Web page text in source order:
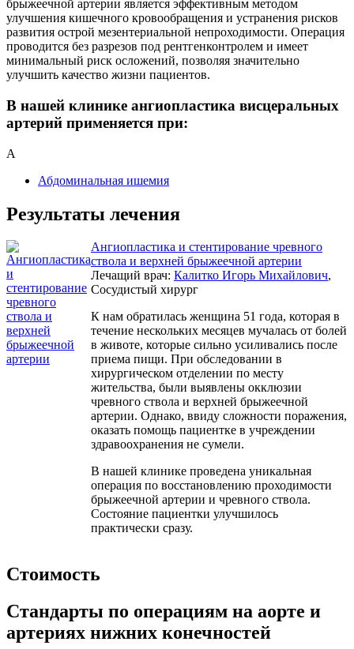
брыжеечной артерии является эффективным методом
улучшения кишечного кровообращения и устранения рисков
развития острой мезентериальной непроходимости. Операция
проводится без разрезов под рентгенконтролем и имеет
минимальный риск осложений, позволяя значительно
улучшить качество жизни пациентов.
В нашей клинике ангиопластика висцеральных
артерий применяется при:
А
Абдоминальная ишемия
Результаты лечения
Ангиопластика и стентирование чревного
ствола и верхней брыжеечной артерии
Лечащий врач: Калитко Игорь Михайлович,
Сосудистый хирург
К нам обратилась женщина 51 года, которая в
течение нескольких месяцев мучалась от болей
в животе, которые сильно усиливались после
приема пищи. При обследовании в
хирургическом отделении по месту
жительства, были выявлены окклюзии
чревного ствола и верхней брыжеечной
артерии. Однако, ввиду сложности поражения,
оказать помощь пациентке в учреждении
здравоохранения не сумели.
В нашей клинике проведена уникальная
операция по восстановлению проходимости
брыжеечной артерии и чревного ствола.
Состояние пациентки улучшилось
практически сразу.
Стоимость
Стандарты по операциям на аорте и
артериях нижних конечностей